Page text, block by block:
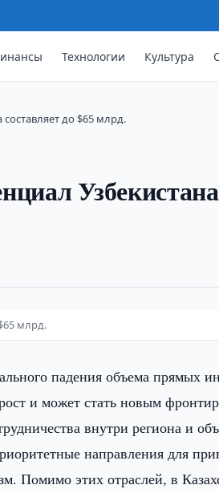
Технологии Культура
до $65 млрд.
млрд.
падения объема прямых
и может стать новым
внутри региона и
направления для
Помимо этих отраслей, в